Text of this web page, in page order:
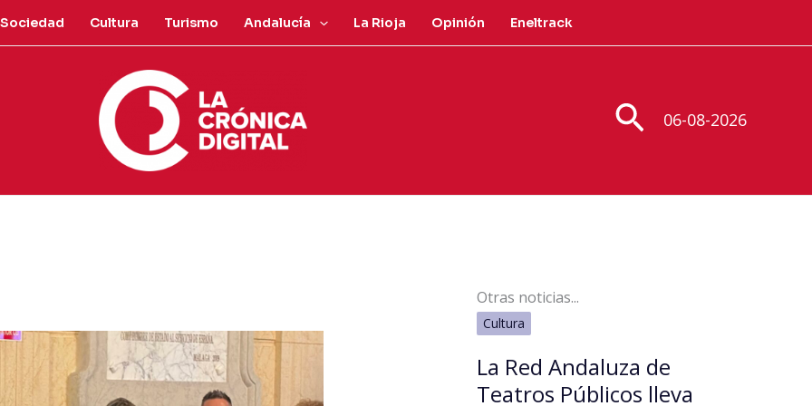
Sociedad Cultura Turismo Andalucía La Rioja Opinión Eneltrack
Buscar
06-08-2026
Otras noticias...
Cultura
La Red Andaluza de
Teatros Públicos lleva